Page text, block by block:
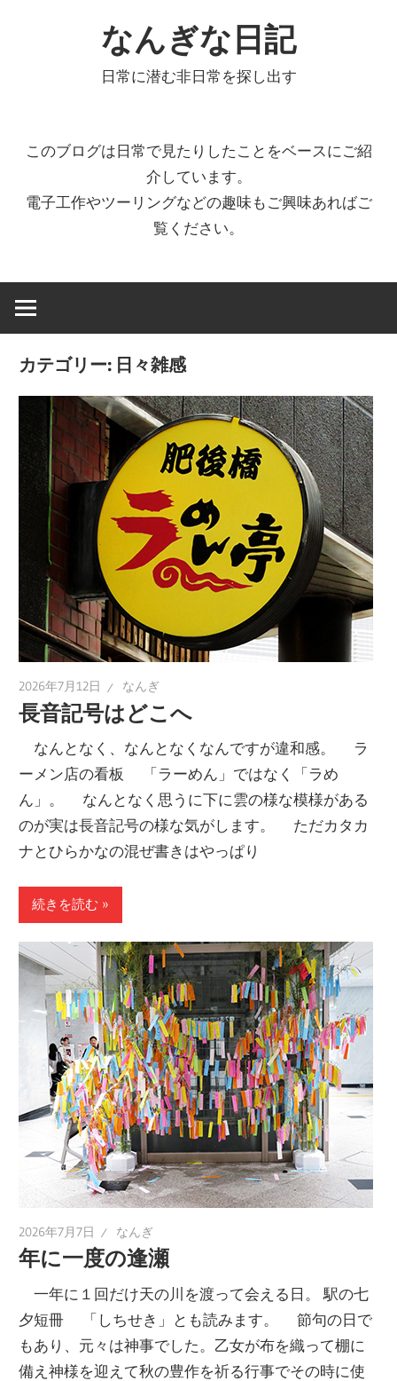
なんぎな日記
日常に潜む非日常を探し出す
このブログは日常で見たりしたことをベースにご紹
介しています。
電子工作やツーリングなどの趣味もご興味あればご
覧ください。
カテゴリー: 日々雑感
2026年7月12日 なんぎ
長音記号はどこへ
なんとなく、なんとなくなんですが違和感。 ラ
ーメン店の看板 「ラーめん」ではなく「ラめ
ん」。 なんとなく思うに下に雲の様な模様がある
のが実は長音記号の様な気がします。 ただカタカ
ナとひらかなの混ぜ書きはやっぱり
続きを読む
2026年7月7日 なんぎ
年に一度の逢瀬
一年に１回だけ天の川を渡って会える日。 駅の七
夕短冊 「しちせき」とも読みます。 節句の日で
もあり、元々は神事でした。乙女が布を織って棚に
備え神様を迎えて秋の豊作を祈る行事でその時に使